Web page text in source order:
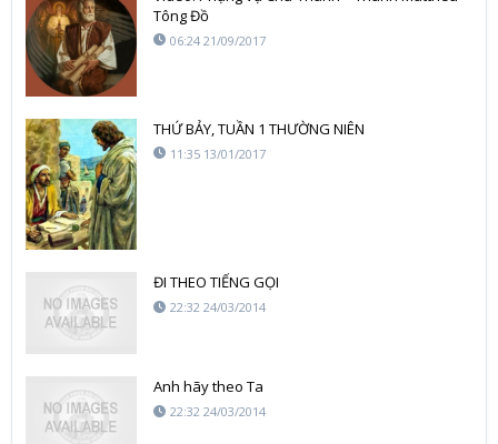
Tông Đồ
06:24 21/09/2017
THỨ BẢY, TUẦN 1 THƯỜNG NIÊN
11:35 13/01/2017
ĐI THEO TIẾNG GỌI
22:32 24/03/2014
Anh hãy theo Ta
22:32 24/03/2014